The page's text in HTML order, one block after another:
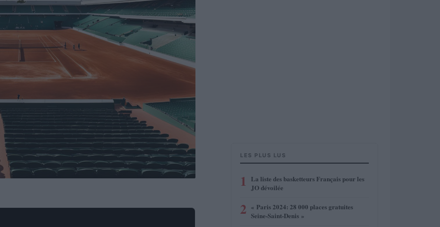
LES PLUS LUS
1
La liste des basketteurs Français pour les
JO dévoilée
2 « Paris 2024: 28 000 places gratuites
Seine-Saint-Denis »